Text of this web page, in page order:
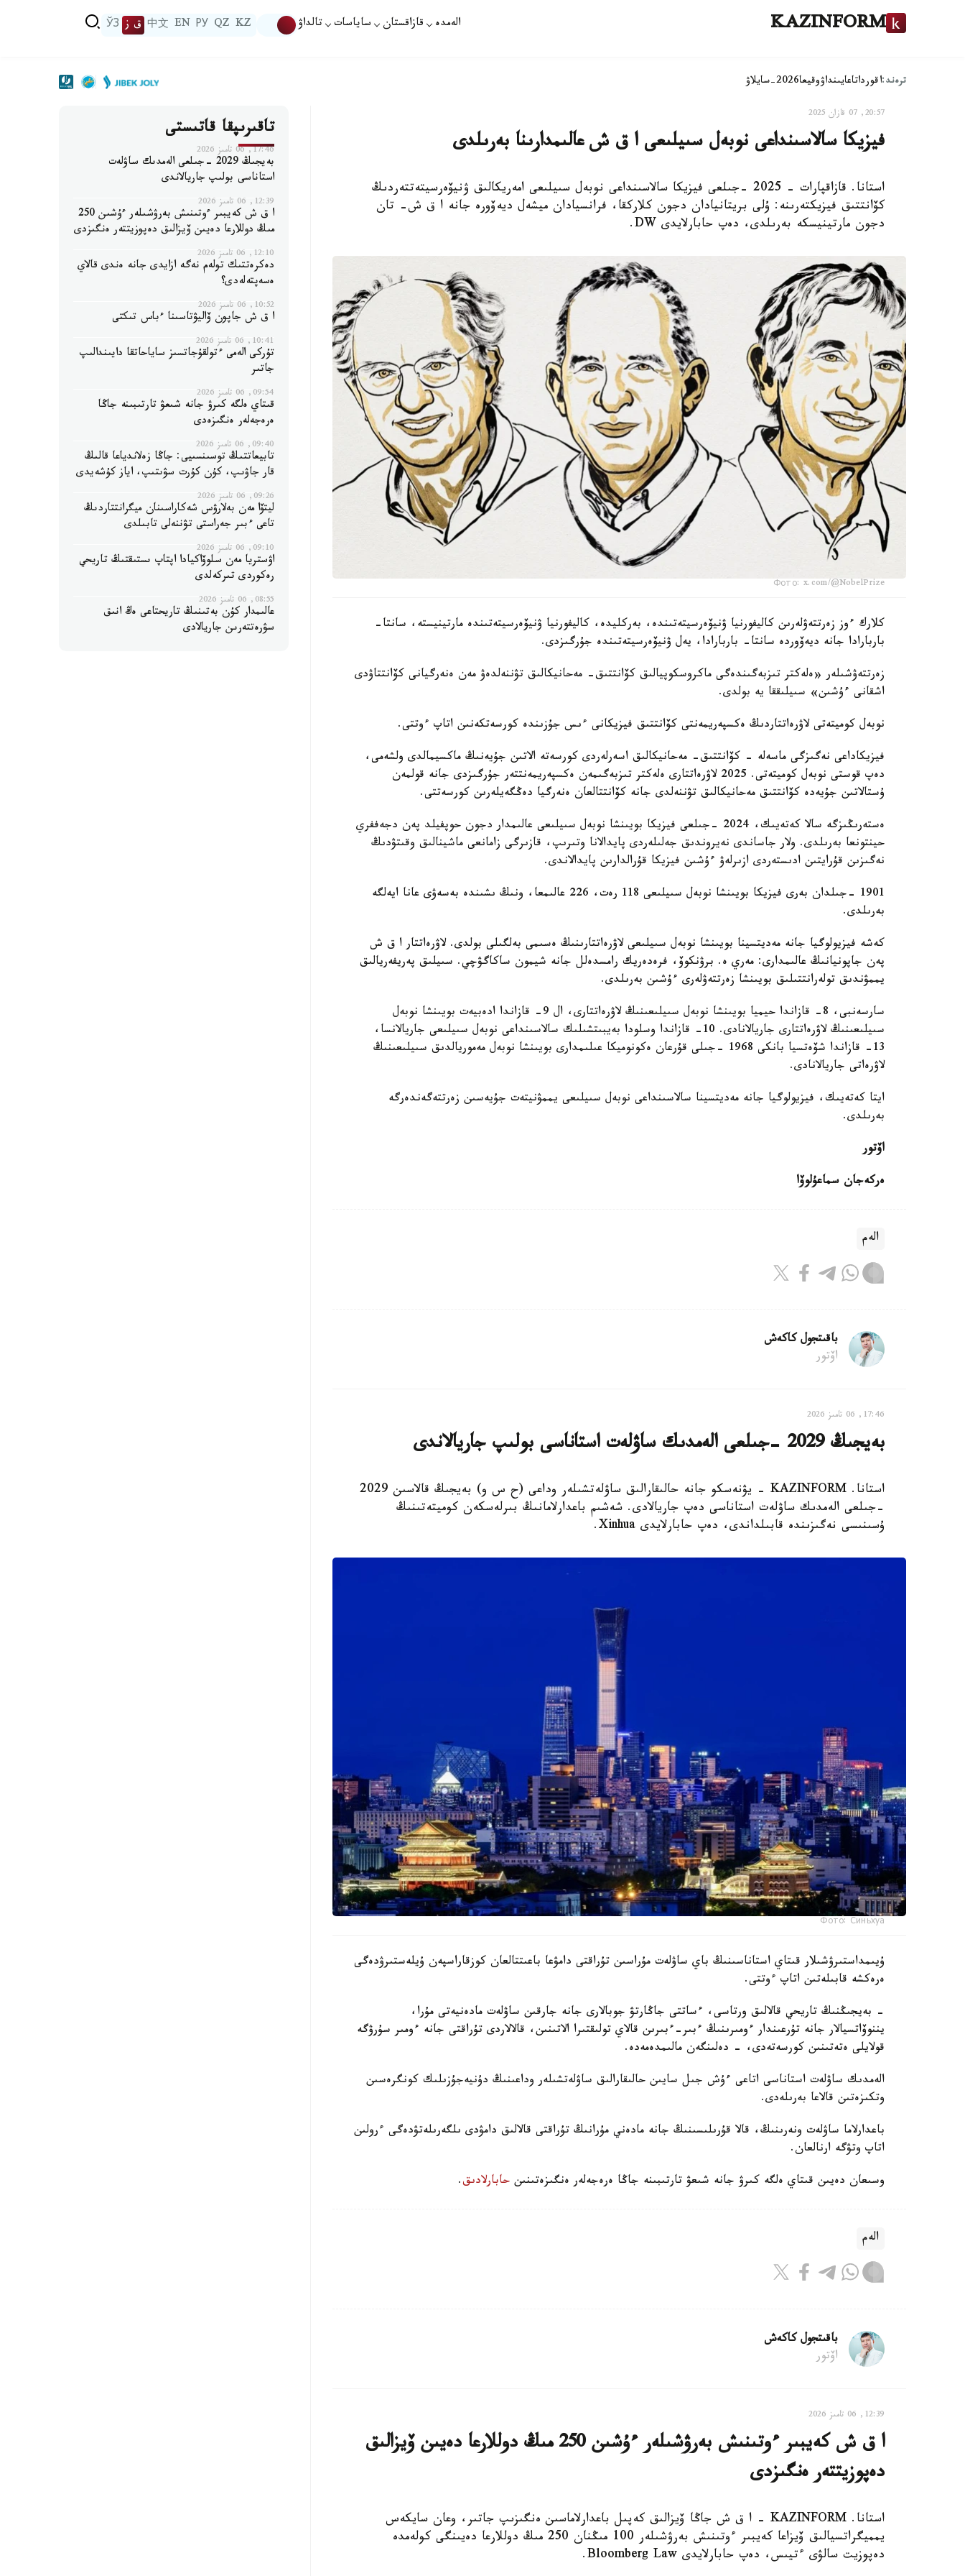
KAZINFORM الەمدە قازاقستان ساياسات تالداۋ KZ
QZ
РУ
EN
中文 ق ز ЎЗ
ترەند:اقورداتاعايىنداۋوقيعا2026-سايلاۋ
20:57, 07 قازان 2025
فيزيكا سالاسىنداعى نوبەل سىيلىعى ا ق ش عالىمدارىنا بەرىلدى
استانا. قازاقپارات - 2025 -جىلعى فيزيكا سالاسىنداعى نوبەل سىيلىعى امەريكالىق ۋنيۆەرسيتەتتەردىڭ
كۆانتتىق فيزيكتەرىنە: ۇلى بريتانيادان دجون كلاركقا، فرانسيادان ميشەل ديەۆورە جانە ا ق ش- تان
دجون مارتينيسكە بەرىلدى، دەپ حابارلايدى DW.
Фото: x.com/@NobelPrize
كلارك ءوز زەرتتەۋلەرىن كاليفورنيا ۋنيۆەرسيتەتىندە، بەركليدە، كاليفورنيا ۋنيۆەرسيتەتىندە مارتينيستە، سانتا-
باربارادا جانە ديەۆوردە سانتا- باربارادا، يەل ۋنيۆەرسيتەتىندە جۇرگىزدى.
زەرتتەۋشىلەر «ەلەكتر تىزبەگىندەگى ماكروسكوپيالىق كۆانتتىق- مەحانيكالىق تۋننەلدەۋ مەن ەنەرگيانى كۆانتتاۋدى
اشقانى ءۇشىن» سىيلىققا يە بولدى.
نوبەل كوميتەتى لاۋرەاتتاردىڭ ەكسپەريمەنتى كۆانتتىق فيزيكانى ءىس جۇزىندە كورسەتكەنىن اتاپ ءوتتى.
فيزيكاداعى نەگىزگى ماسەلە - كۆانتتىق- مەحانيكالىق اسەرلەردى كورسەتە الاتىن جۇيەنىڭ ماكسيمالدى ولشەمى،
دەپ قوستى نوبەل كوميتەتى. 2025 لاۋرەاتتارى ەلەكتر تىزبەگىمەن ەكسپەريمەنتتەر جۇرگىزدى جانە قولمەن
ۇستالاتىن جۇيەدە كۆانتتىق مەحانيكالىق تۋننەلدى جانە كۆانتتالعان ەنەرگيا دەڭگەيلەرىن كورسەتتى.
ەستەرىڭىزگە سالا كەتەيىك، 2024 -جىلعى فيزيكا بويىنشا نوبەل سىيلىعى عالىمدار دجون حوپفيلد پەن دجەففري
حينتونعا بەرىلدى. ولار جاساندى نەيروندىق جەلىلەردى پايدالانا وتىرىپ، قازىرگى زامانعى ماشينالىق وقىتۋدىڭ
نەگىزىن قۇرايتىن ادىستەردى ازىرلەۋ ءۇشىن فيزيكا قۇرالدارىن پايدالاندى.
1901 -جىلدان بەرى فيزيكا بويىنشا نوبەل سىيلىعى 118 رەت، 226 عالىمعا، ونىڭ ىشىندە بەسەۋى عانا ايەلگە
بەرىلدى.
كەشە فيزيولوگيا جانە مەديتسينا بويىنشا نوبەل سىيلىعى لاۋرەاتتارىنىڭ ەسىمى بەلگىلى بولدى. لاۋرەاتتار ا ق ش
پەن جاپونيانىڭ عالىمدارى: مەري ە. برۋنكوۆ، فرەدەريك رامسدەلل جانە شيمون ساكاگۋچي. سىيلىق پەريفەريالىق
يممۋندىق تولەرانتتىلىق بويىنشا زەرتتەۋلەرى ءۇشىن بەرىلدى.
سارسەنبى، 8- قازاندا حيميا بويىنشا نوبەل سىيلىعىنىڭ لاۋرەاتتارى، ال 9- قازاندا ادەبيەت بويىنشا نوبەل
سىيلىعىنىڭ لاۋرەاتتارى جاريالانادى. 10- قازاندا وسلودا بەيبىتشىلىك سالاسىنداعى نوبەل سىيلىعى جاريالانسا،
13- قازاندا شۆەتسيا بانكى 1968 -جىلى قۇرعان ەكونوميكا عىلىمدارى بويىنشا نوبەل مەموريالدىق سىيلىعىنىڭ
لاۋرەاتى جاريالانادى.
ايتا كەتەيىك، فيزيولوگيا جانە مەديتسينا سالاسىنداعى نوبەل سىيلىعى يممۋنيتەت جۇيەسىن زەرتتەگەندەرگە
بەرىلدى.
اۆتور
ەركەجان سماعۇلوۆا
الەم
باقىتجول كاكەش
اۆتور
17:46, 06 تامىز 2026
بەيجىڭ 2029 -جىلعى الەمدىك ساۋلەت استاناسى بولىپ جاريالاندى
استانا. KAZINFORM - يۋنەسكو جانە حالىقارالىق ساۋلەتشىلەر وداعى (ح س و) بەيجىڭ قالاسىن 2029
-جىلعى الەمدىك ساۋلەت استاناسى دەپ جاريالادى. شەشىم باعدارلامانىڭ بىرلەسكەن كوميتەتىنىڭ
ۇسىنىسى نەگىزىندە قابىلداندى، دەپ حابارلايدى Xinhua.
Фото: Синьхуа
ۇيىمداستىرۋشىلار قىتاي استاناسىنىڭ باي ساۋلەت مۇراسىن تۇراقتى دامۋعا باعىتتالعان كوزقاراسپەن ۇيلەستىرۋدەگى
ەرەكشە قابىلەتىن اتاپ ءوتتى.
- بەيجىڭنىڭ تاريحي قالالىق ورتاسى، ءساتتى جاڭارتۋ جوبالارى جانە جارقىن ساۋلەت مادەنيەتى مۇرا،
يننوۆاتسيالار جانە تۇرعىندار ءومىرىنىڭ ءبىر-ءبىرىن قالاي تولىقتىرا الاتىنىن، قالالاردى تۇراقتى جانە ءومىر سۇرۋگە
قولايلى ەتەتىنىن كورسەتەدى، - دەلىنگەن مالىمدەمەدە.
الەمدىك ساۋلەت استاناسى اتاعى ءۇش جىل سايىن حالىقارالىق ساۋلەتشىلەر وداعىنىڭ دۇنيەجۇزىلىك كونگرەسىن
وتكىزەتىن قالاعا بەرىلەدى.
باعدارلاما ساۋلەت ونەرىنىڭ، قالا قۇرىلىسىنىڭ جانە مادەني مۇرانىڭ تۇراقتى قالالىق دامۋدى ىلگەرىلەتۋدەگى ءرولىن
اتاپ وتۋگە ارنالعان.
وسىعان دەيىن قىتاي ەلگە كىرۋ جانە شىعۋ تارتىبىنە جاڭا ەرەجەلەر ەنگىزەتىنىن حابارلادىق.
الەم
باقىتجول كاكەش
اۆتور
12:39, 06 تامىز 2026
ا ق ش كەيبىر ءوتىنىش بەرۋشىلەر ءۇشىن 250 مىڭ دوللارعا دەيىن ۆيزالىق
دەپوزيتتەر ەنگىزدى
استانا. KAZINFORM – ا ق ش جاڭا ۆيزالىق كەپىل باعدارلاماسىن ەنگىزىپ جاتىر، وعان سايكەس
يمميگراتسيالىق ۆيزاعا كەيبىر ءوتىنىش بەرۋشىلەر 100 مىڭنان 250 مىڭ دوللارعا دەيىنگى كولەمدە
دەپوزيت سالۋى ءتيىس، دەپ حابارلايدى Bloomberg Law.
تاقىرىپقا قاتىستى
17:46, 06 تامىز 2026
بەيجىڭ 2029 -جىلعى الەمدىك ساۋلەت
استاناسى بولىپ جاريالاندى
12:39, 06 تامىز 2026
ا ق ش كەيبىر ءوتىنىش بەرۋشىلەر ءۇشىن 250
مىڭ دوللارعا دەيىن ۆيزالىق دەپوزيتتەر ەنگىزدى
12:10, 06 تامىز 2026
دەكرەتتىك تولەم نەگە ازايدى جانە ەندى قالاي
ەسەپتەلەدى؟
10:52, 06 تامىز 2026
ا ق ش جاپون ۆاليۋتاسىنا ءباس تىكتى
10:41, 06 تامىز 2026
تۇركى الەمى ءتولقۇجاتسىز ساياحاتقا دايىندالىپ
جاتىر
09:54, 06 تامىز 2026
قىتاي ەلگە كىرۋ جانە شىعۋ تارتىبىنە جاڭا
ەرەجەلەر ەنگىزەدى
09:40, 06 تامىز 2026
تابيعاتتىڭ توسىنسىيى: جاڭا زەلاندياعا قالىڭ
قار جاۋىپ، كۇن كۇرت سۋىتىپ، اياز كۇشەيدى
09:26, 06 تامىز 2026
ليتۆا مەن بەلارۋس شەكاراسىنان ميگرانتتاردىڭ
تاعى ءبىر جەراستى تۋننەلى تابىلدى
09:10, 06 تامىز 2026
اۋستريا مەن سلوۆاكيادا اپتاپ ىستىقتىڭ تاريحي
رەكوردى تىركەلدى
08:55, 06 تامىز 2026
عالىمدار كۇن بەتىنىڭ تاريحتاعى ەڭ انىق
سۋرەتتەرىن جاريالادى